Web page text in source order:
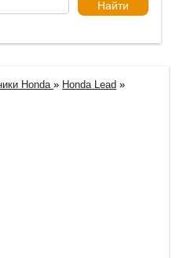
Honda» Honda Lead »